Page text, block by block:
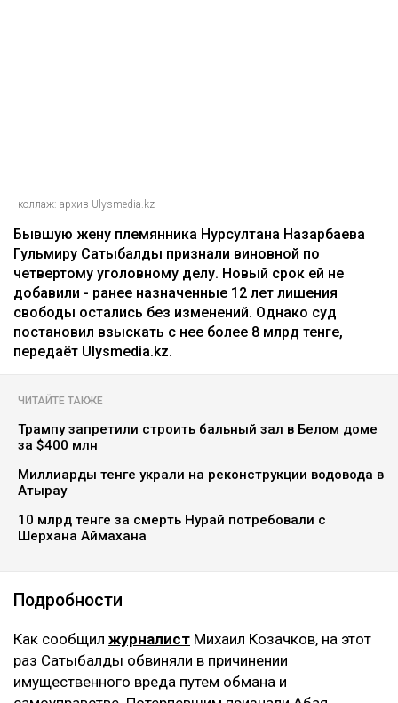
коллаж: архив Ulysmedia.kz
Бывшую жену племянника Нурсултана Назарбаева
Гульмиру Сатыбалды признали виновной по
четвертому уголовному делу. Новый срок ей не
добавили - ранее назначенные 12 лет лишения
свободы остались без изменений. Однако суд
постановил взыскать с нее более 8 млрд тенге,
передаёт Ulysmedia.kz.
ЧИТАЙТЕ ТАКЖЕ
Трампу запретили строить бальный зал в Белом доме
за $400 млн
Миллиарды тенге украли на реконструкции водовода в
Атырау
10 млрд тенге за смерть Нурай потребовали с
Шерхана Аймахана
Подробности
Как сообщил журналист Михаил Козачков, на этот
раз Сатыбалды обвиняли в причинении
имущественного вреда путем обмана и